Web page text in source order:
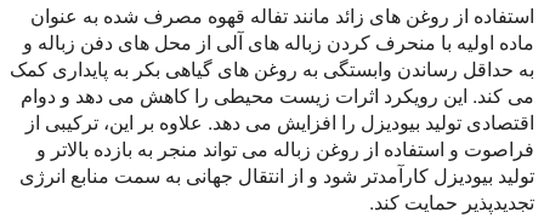
استفاده از روغن های زائد مانند تفاله قهوه مصرف شده به عنوان
ماده اولیه با منحرف کردن زباله های آلی از محل های دفن زباله و
به حداقل رساندن وابستگی به روغن های گیاهی بکر به پایداری کمک
می کند. این رویکرد اثرات زیست محیطی را کاهش می دهد و دوام
اقتصادی تولید بیودیزل را افزایش می دهد. علاوه بر این، ترکیبی از
فراصوت و استفاده از روغن زباله می تواند منجر به بازده بالاتر و
تولید بیودیزل کارآمدتر شود و از انتقال جهانی به سمت منابع انرژی
تجدیدپذیر حمایت کند.